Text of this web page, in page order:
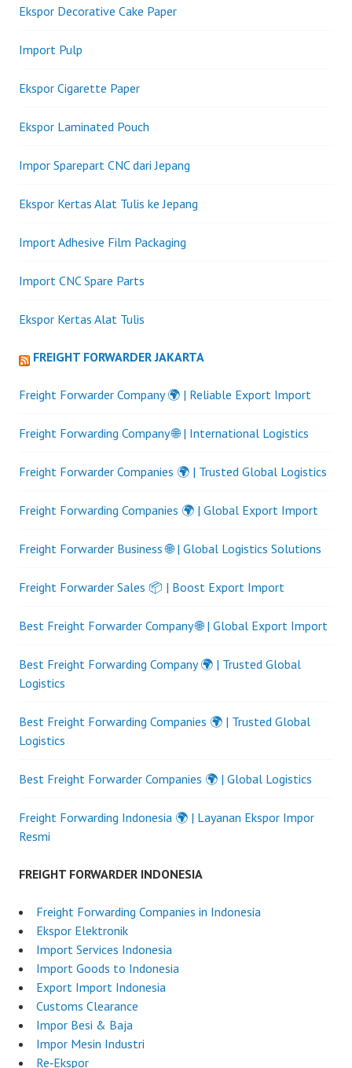
Ekspor Decorative Cake Paper
Import Pulp
Ekspor Cigarette Paper
Ekspor Laminated Pouch
Impor Sparepart CNC dari Jepang
Ekspor Kertas Alat Tulis ke Jepang
Import Adhesive Film Packaging
Import CNC Spare Parts
Ekspor Kertas Alat Tulis
FREIGHT FORWARDER JAKARTA
Freight Forwarder Company 🌍 | Reliable Export Import
Freight Forwarding Company 🌐 | International Logistics
Freight Forwarder Companies 🌍 | Trusted Global Logistics
Freight Forwarding Companies 🌍 | Global Export Import
Freight Forwarder Business 🌐 | Global Logistics Solutions
Freight Forwarder Sales 📦 | Boost Export Import
Best Freight Forwarder Company 🌐 | Global Export Import
Best Freight Forwarding Company 🌍 | Trusted Global
Logistics
Best Freight Forwarding Companies 🌍 | Trusted Global
Logistics
Best Freight Forwarder Companies 🌍 | Global Logistics
Freight Forwarding Indonesia 🌍 | Layanan Ekspor Impor
Resmi
FREIGHT FORWARDER INDONESIA
Freight Forwarding Companies in Indonesia
Ekspor Elektronik
Import Services Indonesia
Import Goods to Indonesia
Export Import Indonesia
Customs Clearance
Impor Besi & Baja
Impor Mesin Industri
Re‑Ekspor